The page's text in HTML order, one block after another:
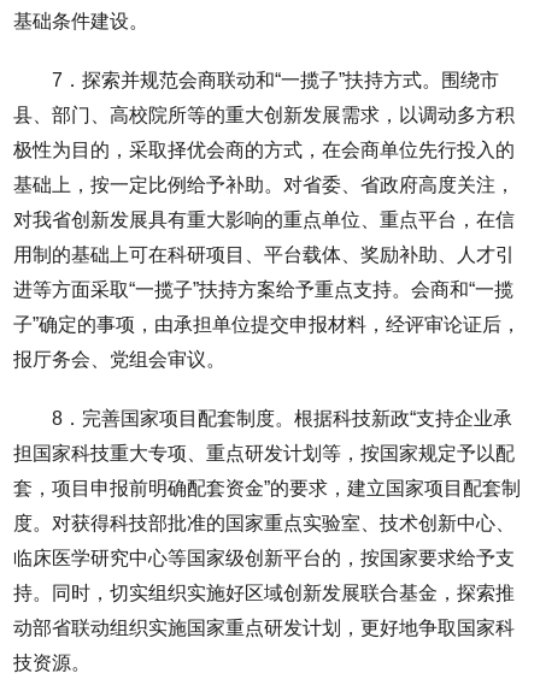
基础条件建设。
7．探索并规范会商联动和“一揽子”扶持方式。围绕市
县、部门、高校院所等的重大创新发展需求，以调动多方积
极性为目的，采取择优会商的方式，在会商单位先行投入的
基础上，按一定比例给予补助。对省委、省政府高度关注，
对我省创新发展具有重大影响的重点单位、重点平台，在信
用制的基础上可在科研项目、平台载体、奖励补助、人才引
进等方面采取“一揽子”扶持方案给予重点支持。会商和“一揽
子”确定的事项，由承担单位提交申报材料，经评审论证后，
报厅务会、党组会审议。
8．完善国家项目配套制度。根据科技新政“支持企业承
担国家科技重大专项、重点研发计划等，按国家规定予以配
套，项目申报前明确配套资金”的要求，建立国家项目配套制
度。对获得科技部批准的国家重点实验室、技术创新中心、
临床医学研究中心等国家级创新平台的，按国家要求给予支
持。同时，切实组织实施好区域创新发展联合基金，探索推
动部省联动组织实施国家重点研发计划，更好地争取国家科
技资源。